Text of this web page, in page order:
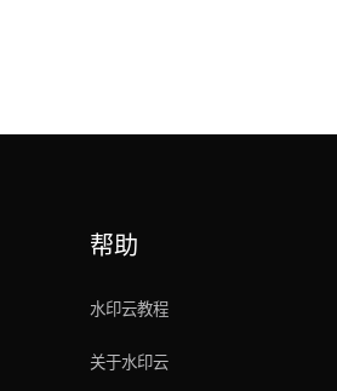
帮助
水印云教程
关于水印云